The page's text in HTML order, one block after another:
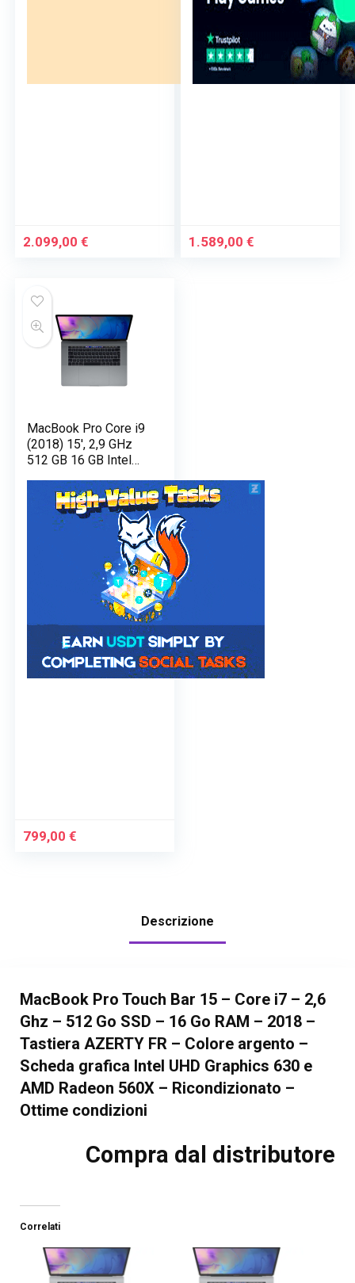
2.099,00€ 1.589,00€
MacBook Pro Core i9
(2018) 15′, 2,9 GHz
512 GB 16 GB Intel
argento – QWERTY –
Ricondizionato –
Buono stato
799,00€
Descrizione
MacBook Pro Touch Bar 15 – Core i7 – 2,6
Ghz – 512 Go SSD – 16 Go RAM – 2018 –
Tastiera AZERTY FR – Colore argento –
Scheda grafica Intel UHD Graphics 630 e
AMD Radeon 560X – Ricondizionato –
Ottime condizioni
Compra dal distributore
Correlati